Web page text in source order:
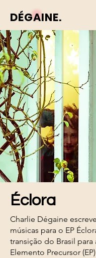
DÉGAINE.
Éclora
Charlie Dégaine
músicas para o EP
transição do Brasil para
Elemento Precursor